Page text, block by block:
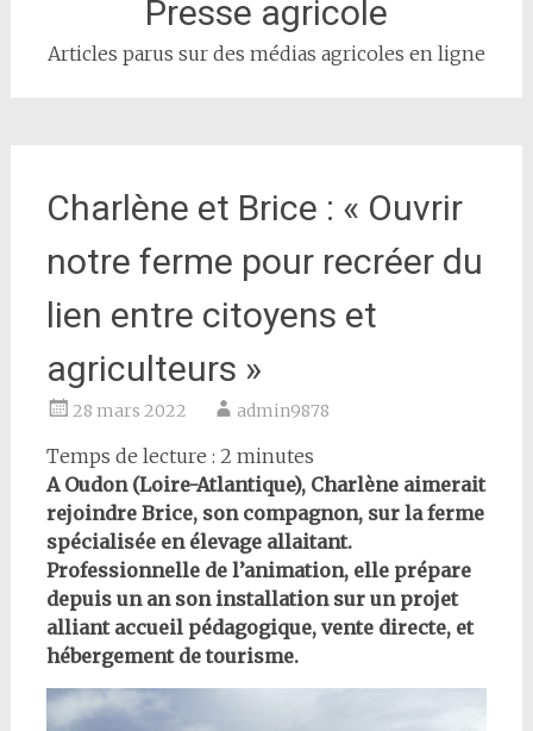
Presse agricole
Articles parus sur des médias agricoles en ligne
Charlène et Brice : « Ouvrir
notre ferme pour recréer du
lien entre citoyens et
agriculteurs »
28 mars 2022 admin9878
Temps de lecture : 2 minutes
A Oudon (Loire-Atlantique), Charlène aimerait
rejoindre Brice, son compagnon, sur la ferme
spécialisée en élevage allaitant.
Professionnelle de l’animation, elle prépare
depuis un an son installation sur un projet
alliant accueil pédagogique, vente directe, et
hébergement de tourisme.